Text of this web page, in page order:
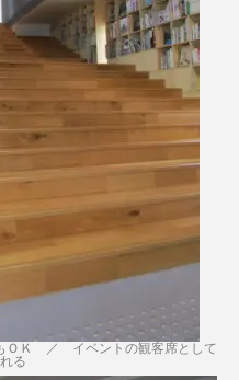
ＯＫ ／ イベントの観客席として
る